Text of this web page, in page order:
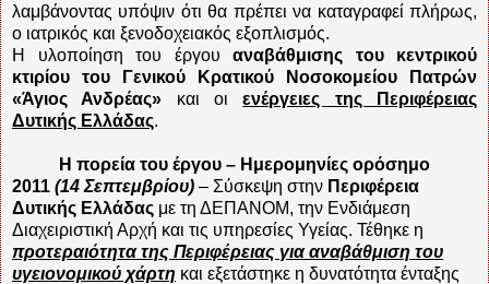
λαμβάνοντας υπόψιν ότι θα πρέπει να καταγραφεί πλήρως,
ο ιατρικός και ξενοδοχειακός εξοπλισμός.
Η υλοποίηση του έργου αναβάθμισης του κεντρικού
κτιρίου του Γενικού Κρατικού Νοσοκομείου Πατρών
«Άγιος Ανδρέας» και οιενέργειες της Περιφέρειας
Δυτικής Ελλάδας.
Η πορεία του έργου – Ημερομηνίες ορόσημο
2011 (14 Σεπτεμβρίου) – Σύσκεψη στην Περιφέρεια
Δυτικής Ελλάδας με τη ΔΕΠΑΝΟΜ, την Ενδιάμεση
Διαχειριστική Αρχή και τις υπηρεσίες Υγείας. Τέθηκε η
προτεραιότητα της Περιφέρειας για αναβάθμιση του
υγειονομικού χάρτη και εξετάστηκε η δυνατότητα ένταξης